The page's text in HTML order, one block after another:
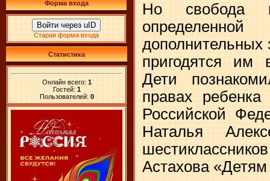
Форма входа
Войти через uID
Старая форма входа
Статистика
Онлайн всего: 1
Гостей: 1
Пользователей: 0
Но свобода
дополнительных
пригодятся им
Дети
правах
Российской
Наталья
Астахова